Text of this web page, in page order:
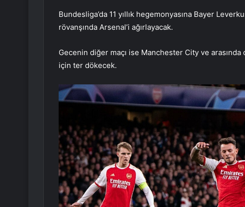
Bundesliga’da 11 yıllık hegemonyasına Bayer
rövanşında Arsenal’i ağırlayacak.
Gecenin diğer maçı ise Manchester City ve arasında
için ter dökecek.